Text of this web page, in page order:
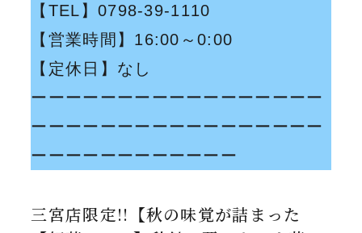
【TEL】0798-39-1110
【営業時間】16:00～0:00
【定休日】なし
ーーーーーーーーーーーーーーーーー
ーーーーーーーーーーーーーーーーー
ーーーーーーーーーーーー
三宮店限定!!【秋の味覚が詰まった